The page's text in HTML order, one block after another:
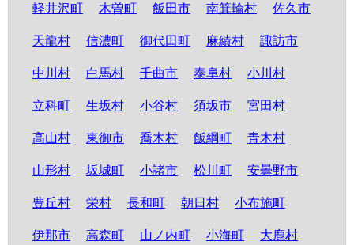
軽井沢町 木曽町 飯田市 南箕輪村 佐久市
天龍村 信濃町 御代田町 麻績村 諏訪市
中川村 白馬村 千曲市 泰阜村 小川村
立科町 生坂村 小谷村 須坂市 宮田村
高山村 東御市 喬木村 飯綱町 青木村
山形村 坂城町 小諸市 松川町 安曇野市
豊丘村 栄村 長和町 朝日村 小布施町
伊那市 高森町 山ノ内町 小海町 大鹿村